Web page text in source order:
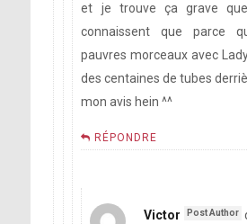
et je trouve ça grave
connaissent que parce
pauvres morceaux avec
des centaines de tubes
mon avis hein ^^
RÉPONDRE
Victor